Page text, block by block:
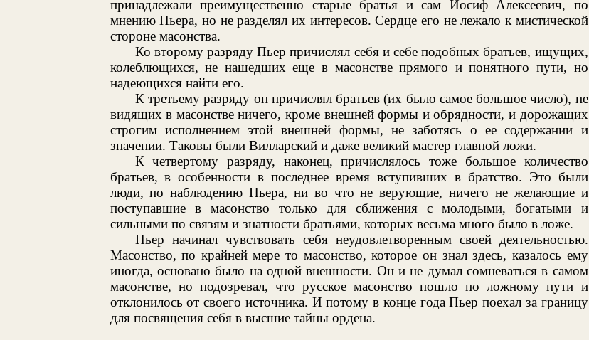
принадлежали преимущественно старые братья и сам Иосиф Алексеевич, по
мнению Пьера, но не разделял их интересов. Сердце его не лежало к мистической
стороне масонства.
Ко второму разряду Пьер причислял себя и себе подобных братьев, ищущих,
колеблющихся, не нашедших еще в масонстве прямого и понятного пути, но
надеющихся найти его.
К третьему разряду он причислял братьев (их было самое большое число), не
видящих в масонстве ничего, кроме внешней формы и обрядности, и дорожащих
строгим исполнением этой внешней формы, не заботясь о ее содержании и
значении. Таковы были Вилларский и даже великий мастер главной ложи.
К четвертому разряду, наконец, причислялось тоже большое количество
братьев, в особенности в последнее время вступивших в братство. Это были
люди, по наблюдению Пьера, ни во что не верующие, ничего не желающие и
поступавшие в масонство только для сближения с молодыми, богатыми и
сильными по связям и знатности братьями, которых весьма много было в ложе.
Пьер начинал чувствовать себя неудовлетворенным своей деятельностью.
Масонство, по крайней мере то масонство, которое он знал здесь, казалось ему
иногда, основано было на одной внешности. Он и не думал сомневаться в самом
масонстве, но подозревал, что русское масонство пошло по ложному пути и
отклонилось от своего источника. И потому в конце года Пьер поехал за границу
для посвящения себя в высшие тайны ордена.